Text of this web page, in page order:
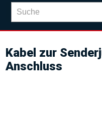
Kabel zur
Anschluss